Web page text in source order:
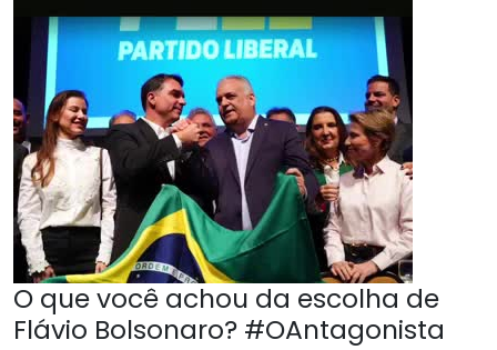
O que você achou da escolha de
Flávio Bolsonaro? #OAntagonista